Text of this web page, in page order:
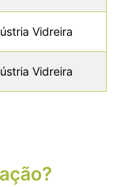
Vidreira
Vidreira